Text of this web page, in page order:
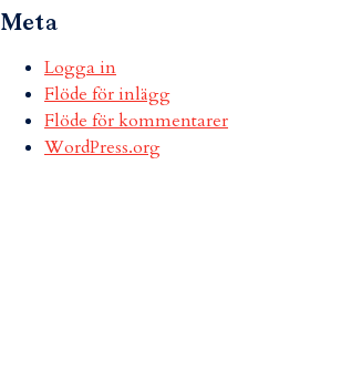
Meta
Logga in
Flöde för inlägg
Flöde för kommentarer
WordPress.org